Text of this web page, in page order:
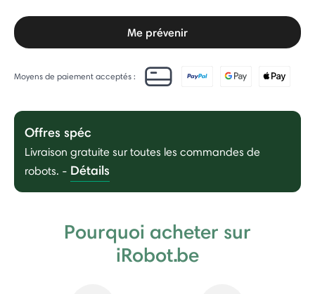
Me prévenir
Moyens de paiement acceptés :
Offres spéc
Livraison gratuite sur toutes les commandes de
robots. - Détails
Pourquoi acheter sur
iRobot.be